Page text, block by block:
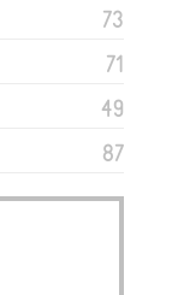
73
71
49
87